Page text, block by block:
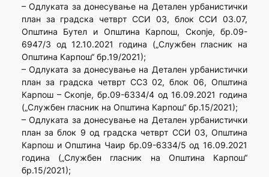
– Одлуката за донесување на Детален урбанистички
план за градска четврт ССИ 03, блок ССИ 03.07,
Општина Бутел и Општина Карпош, Скопје, бр.09-
6947/3 од 12.10.2021 година („Службен гласник на
Општина Карпош“ бр.19/2021);
– Одлуката за донесување на Детален урбанистички
план за градска четврт ССЗ 02, блок 06, Општина
Карпош – Скопје, бр.09-6334/4 од 16.09.2021 година
(„Службен гласник на Општина Карпош“ бр.15/2021);
– Одлуката за донесување на Детален урбанистички
план за блок 9 од градска четврт ССИ 03, Општина
Карпош и Општина Чаир бр.09-6334/5 од 16.09.2021
година („Службен гласник на Општина Карпош“
бр.15/2021);